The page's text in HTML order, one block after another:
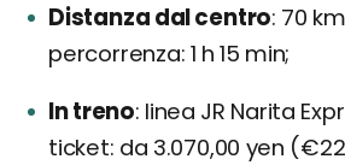
Distanza dal centro 70
percorrenza: 1 h 15 min;
In treno linea JR Narita
ticket: da 3.070,00 yen